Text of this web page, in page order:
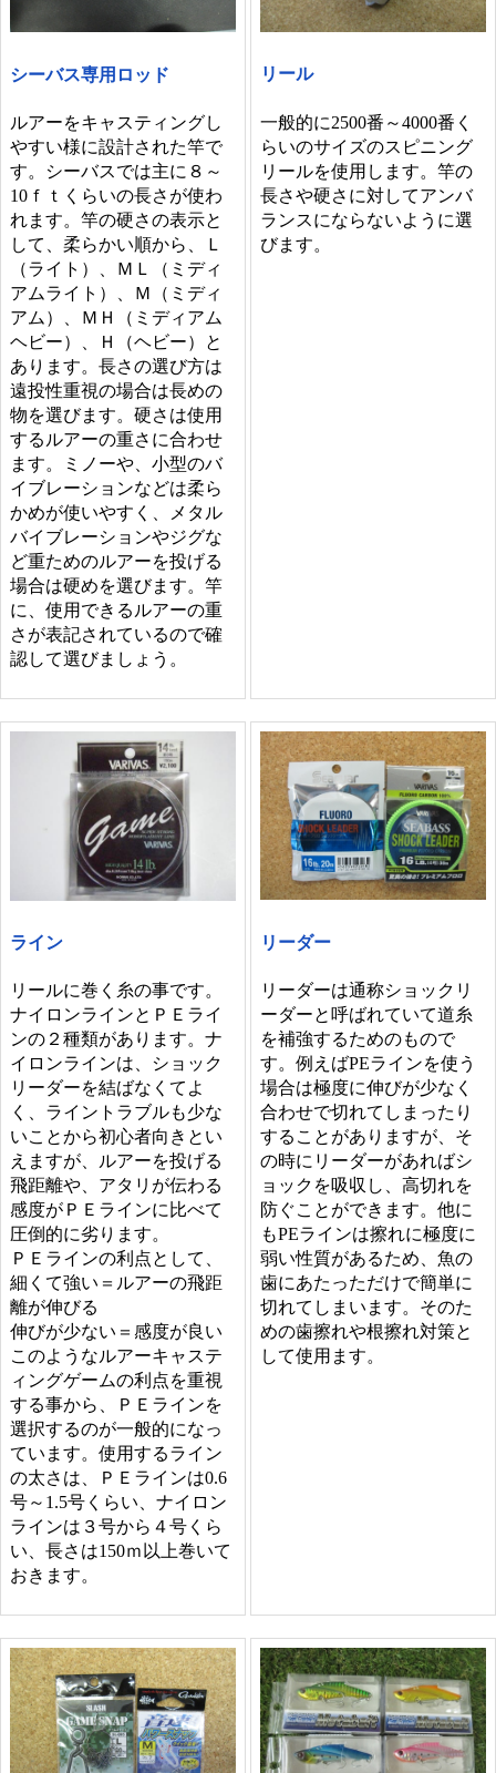
シーバス専用ロッド
ルアーをキャスティングし
やすい様に設計された竿で
す。シーバスでは主に８～
10ｆｔくらいの長さが使わ
れます。竿の硬さの表示と
して、柔らかい順から、Ｌ
（ライト）、ＭＬ（ミディ
アムライト）、Ｍ（ミディ
アム）、ＭＨ（ミディアム
ヘビー）、Ｈ（ヘビー）と
あります。長さの選び方は
遠投性重視の場合は長めの
物を選びます。硬さは使用
するルアーの重さに合わせ
ます。ミノーや、小型のバ
イブレーションなどは柔ら
かめが使いやすく、メタル
バイブレーションやジグな
ど重ためのルアーを投げる
場合は硬めを選びます。竿
に、使用できるルアーの重
さが表記されているので確
認して選びましょう。
リール
一般的に2500番～4000番く
らいのサイズのスピニング
リールを使用します。竿の
長さや硬さに対してアンバ
ランスにならないように選
びます。
ライン
リールに巻く糸の事です。
ナイロンラインとＰＥライ
ンの２種類があります。ナ
イロンラインは、ショック
リーダーを結ばなくてよ
く、ライントラブルも少な
いことから初心者向きとい
えますが、ルアーを投げる
飛距離や、アタリが伝わる
感度がＰＥラインに比べて
圧倒的に劣ります。
ＰＥラインの利点として、
細くて強い＝ルアーの飛距
離が伸びる
伸びが少ない＝感度が良い
このようなルアーキャステ
ィングゲームの利点を重視
する事から、ＰＥラインを
選択するのが一般的になっ
ています。使用するライン
の太さは、ＰＥラインは0.6
号～1.5号くらい、ナイロン
ラインは３号から４号くら
い、長さは150ｍ以上巻いて
おきます。
リーダー
リーダーは通称ショックリ
ーダーと呼ばれていて道糸
を補強するためのもので
す。例えばPEラインを使う
場合は極度に伸びが少なく
合わせで切れてしまったり
することがありますが、そ
の時にリーダーがあればシ
ョックを吸収し、高切れを
防ぐことができます。他に
もPEラインは擦れに極度に
弱い性質があるため、魚の
歯にあたっただけで簡単に
切れてしまいます。そのた
めの歯擦れや根擦れ対策と
して使用ます。